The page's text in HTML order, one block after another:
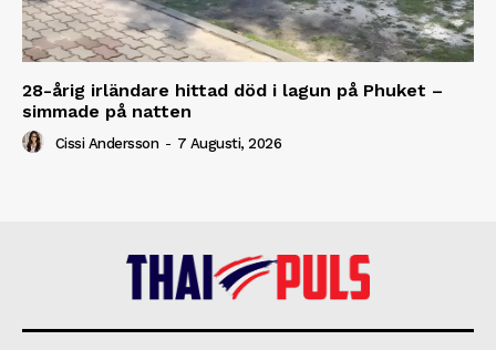
28-årig irländare hittad död i lagun på Phuket –
simmade på natten
Cissi Andersson - 7 Augusti, 2026